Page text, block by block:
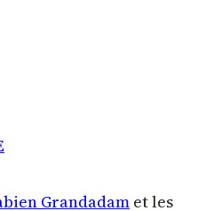
Grandadam et les